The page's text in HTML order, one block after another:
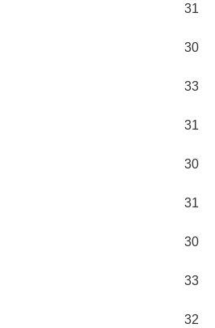
31
30
33
31
30
31
30
33
32